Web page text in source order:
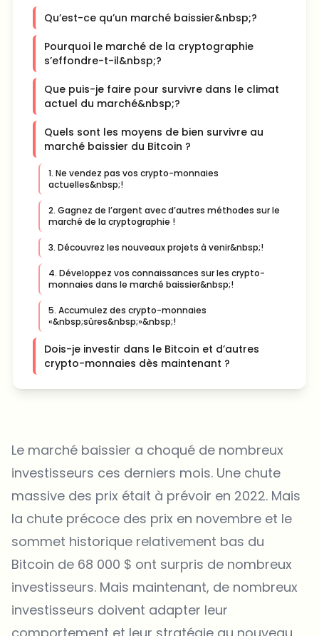
Qu’est-ce qu’un marché baissier&nbsp;?
Pourquoi le marché de la cryptographie
s’effondre-t-il&nbsp;?
Que puis-je faire pour survivre dans le climat
actuel du marché&nbsp;?
Quels sont les moyens de bien survivre au
marché baissier du Bitcoin ?
1. Ne vendez pas vos crypto-monnaies
actuelles&nbsp;!
2. Gagnez de l’argent avec d’autres méthodes sur le
marché de la cryptographie !
3. Découvrez les nouveaux projets à venir&nbsp;!
4. Développez vos connaissances sur les crypto-
monnaies dans le marché baissier&nbsp;!
5. Accumulez des crypto-monnaies
«&nbsp;sûres&nbsp;»&nbsp;!
Dois-je investir dans le Bitcoin et d’autres
crypto-monnaies dès maintenant ?
Le marché baissier a choqué de nombreux
investisseurs ces derniers mois. Une chute
massive des prix était à prévoir en 2022. Mais
la chute précoce des prix en novembre et le
sommet historique relativement bas du
Bitcoin de 68 000 $ ont surpris de nombreux
investisseurs. Mais maintenant, de nombreux
investisseurs doivent adapter leur